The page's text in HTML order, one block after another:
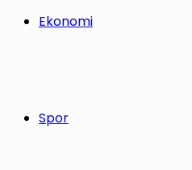
Ekonomi
Spor